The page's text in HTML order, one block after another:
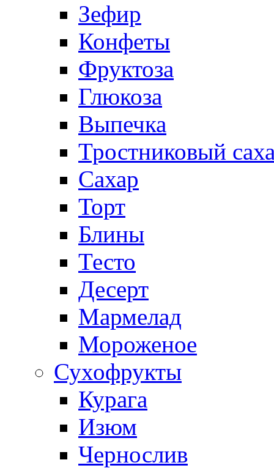
Зефир
Конфеты
Фруктоза
Глюкоза
Выпечка
Тростниковый
Сахар
Торт
Блины
Тесто
Десерт
Мармелад
Мороженое
Сухофрукты
Курага
Изюм
Чернослив